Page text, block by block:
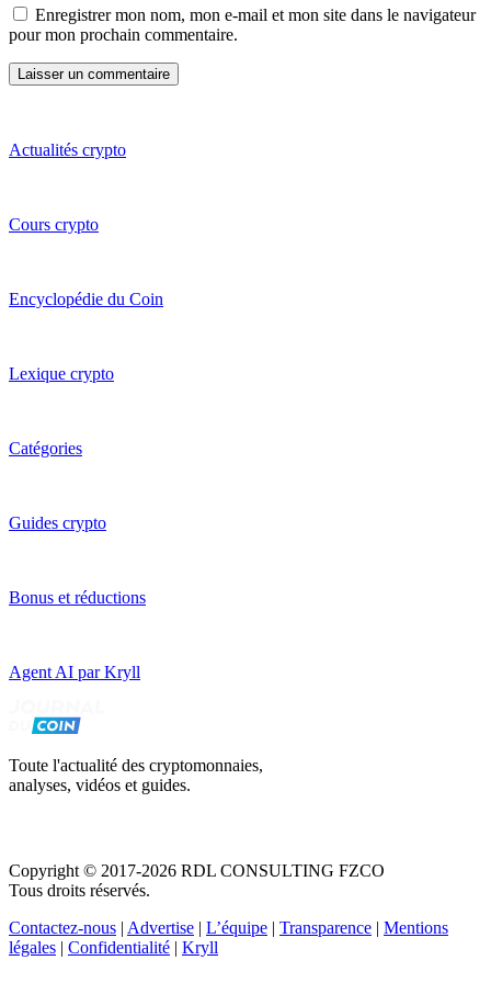
Enregistrer mon nom, mon e-mail et mon site dans le navigateur
pour mon prochain commentaire.
Actualités crypto
Cours crypto
Encyclopédie du Coin
Lexique crypto
Catégories
Guides crypto
Bonus et réductions
Agent AI par Kryll
Toute l'actualité des cryptomonnaies,
analyses, vidéos et guides.
Copyright © 2017-2026 RDL CONSULTING FZCO
Tous droits réservés.
Contactez-nous | Advertise | L’équipe | Transparence | Mentions
légales | Confidentialité | Kryll